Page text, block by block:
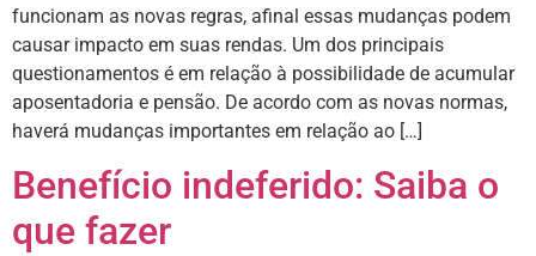
funcionam as novas regras, afinal essas mudanças podem
causar impacto em suas rendas. Um dos principais
questionamentos é em relação à possibilidade de acumular
aposentadoria e pensão. De acordo com as novas normas,
haverá mudanças importantes em relação ao […]
Benefício indeferido: Saiba o
que fazer